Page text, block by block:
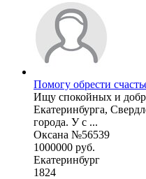
Помогу обрести
Ищу спокойных и
Екатеринбурга,
города. У с ...
Оксана №56539
1000000 руб.
Екатеринбург
1824